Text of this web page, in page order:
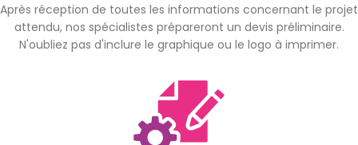
Après réception de toutes les informations concernant le projet
attendu, nos spécialistes prépareront un devis préliminaire.
N'oubliez pas d'inclure le graphique ou le logo à imprimer.